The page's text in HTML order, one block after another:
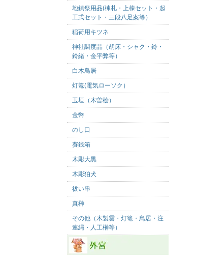
地鎮祭用品(棟札・上棟セット・起
工式セット・三段八足案等）
稲荷用キツネ
神社調度品（胡床・シャク・鈴・
鈴緒・金平弊等）
白木鳥居
灯篭(電気ローソク）
玉垣（木曽桧）
金幣
のし口
賽銭箱
木彫大黒
木彫狛犬
祓い串
真榊
その他（木製雲・灯篭・鳥居・注
連縄・人工榊等）